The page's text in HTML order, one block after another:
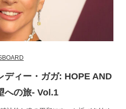
ィー・ガガ: HOPE AND
への旅- Vol.1